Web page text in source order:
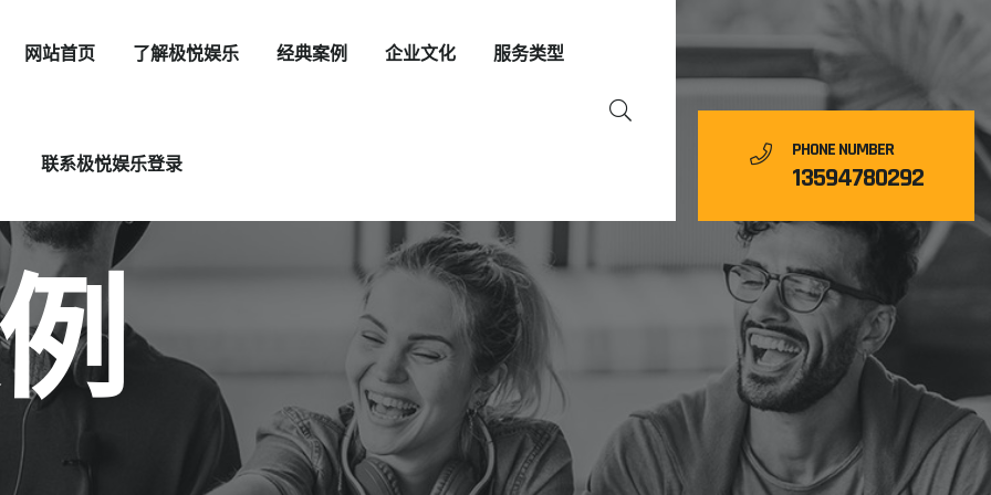
网站首页 了解极悦娱乐 经典案例 企业文化 服务类型
联系极悦娱乐登录
PHONE NUMBER
13594780292